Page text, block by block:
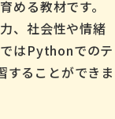
める教材です。
、社会性や情緒
はPythonでのテ
することができま